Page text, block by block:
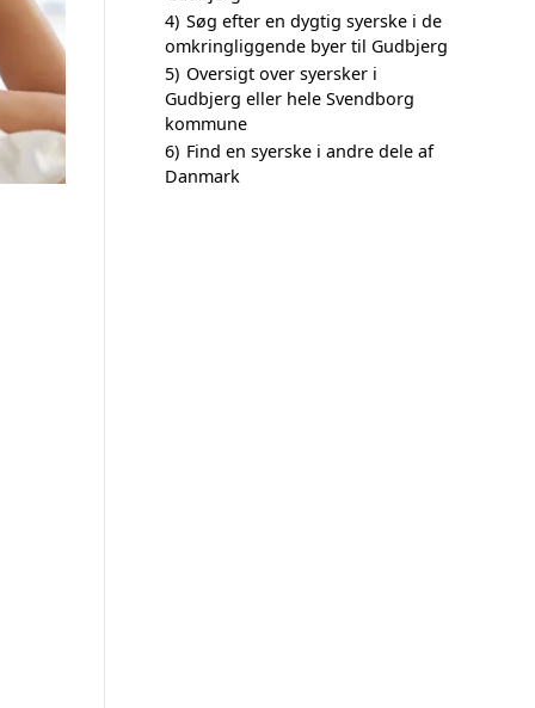
4) Søg efter en dygtig syerske i de
omkringliggende byer til Gudbjerg
5) Oversigt over syersker i
Gudbjerg eller hele Svendborg
kommune
6) Find en syerske i andre dele af
Danmark